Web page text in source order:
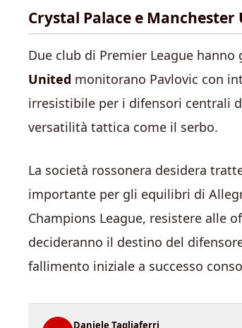
Crystal Palace e
Due club di Premier League
United monitorano Pavlovic con
irresistibile per i difensori centrali
versatilità tattica come il serbo.
La società rossonera desidera
importante per gli equilibri di
Champions League, resistere alle
decideranno il destino del
fallimento iniziale a successo
Daniele Tagliaferri